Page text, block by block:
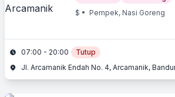
$ • Pempek, Nasi Goreng
07:00 - 20:00
Tutup
Jl. Arcamanik Endah No. 4, Arcamanik,